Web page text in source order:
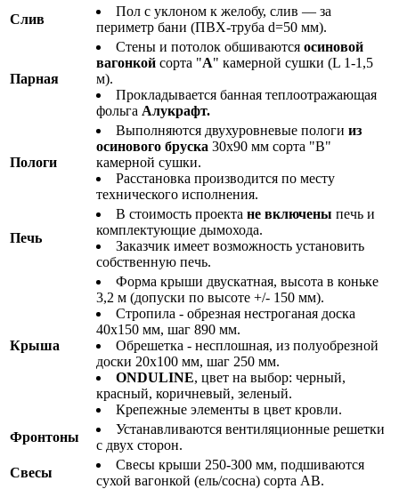
Слив
Пол с уклоном к желобу, слив — за
периметр бани (ПВХ-труба d=50 мм).
Парная
Стены и потолок обшиваются осиновой
вагонкой сорта "А" камерной сушки (L 1-1,5
м).
Прокладывается банная теплоотражающая
фольга Алукрафт.
Пологи
Выполняются двухуровневые пологи из
осинового бруска 30х90 мм сорта "В"
камерной сушки.
Расстановка производится по месту
технического исполнения.
Печь
В стоимость проекта не включены печь и
комплектующие дымохода.
Заказчик имеет возможность установить
собственную печь.
Крыша
Форма крыши двускатная, высота в коньке
3,2 м (допуски по высоте +/- 150 мм).
Стропила - обрезная нестроганая доска
40х150 мм, шаг 890 мм.
Обрешетка - несплошная, из полуобрезной
доски 20х100 мм, шаг 250 мм.
ONDULINE, цвет на выбор: черный,
красный, коричневый, зеленый.
Крепежные элементы в цвет кровли.
Фронтоны
Устанавливаются вентиляционные решетки
с двух сторон.
Свесы
Свесы крыши 250-300 мм, подшиваются
сухой вагонкой (ель/сосна) сорта АВ.